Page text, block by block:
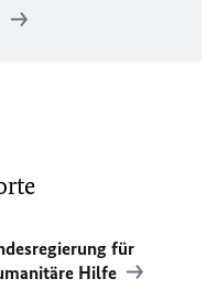
für
Hilfe